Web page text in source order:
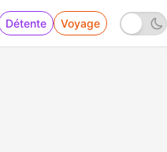
Détente Voyage